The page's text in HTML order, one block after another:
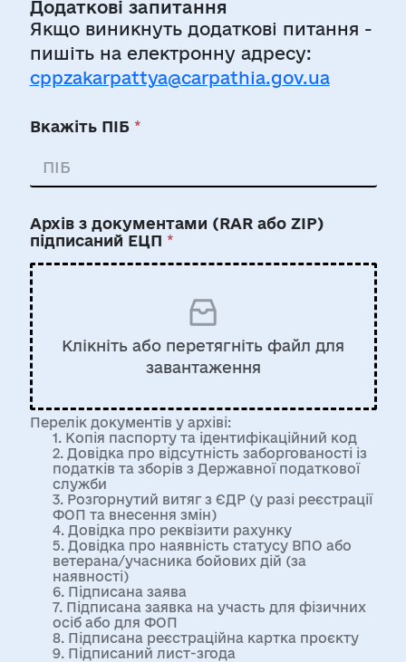
Додаткові запитання
Якщо виникнуть додаткові питання -
пишіть на електронну адресу:
cppzakarpattya@carpathia.gov.ua
Вкажіть ПІБ *
Архів з документами (RAR або ZIP)
підписаний ЕЦП *
Клікніть або перетягніть файл для
завантаження
Перелік документів у архіві:
1. Копія паспорту та ідентифікаційний код
2. Довідка про відсутність заборгованості із
податків та зборів з Державної податкової
служби
3. Розгорнутий витяг з ЄДР (у разі реєстрації
ФОП та внесення змін)
4. Довідка про реквізити рахунку
5. Довідка про наявність статусу ВПО або
ветерана/учасника бойових дій (за
наявності)
6. Підписана заява
7. Підписана заявка на участь для фізичних
осіб або для ФОП
8. Підписана реєстраційна картка проєкту
9. Підписаний лист-згода